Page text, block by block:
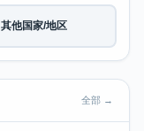
其他国家/地区
全部 →